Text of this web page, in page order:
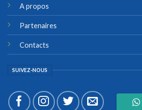
A propos
Partenaires
Contacts
SUIVEZ-NOUS